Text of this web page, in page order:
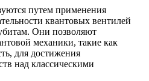
путем применения
квантовых вентилей
Они позволяют
механики, такие как
для достижения
над классическими